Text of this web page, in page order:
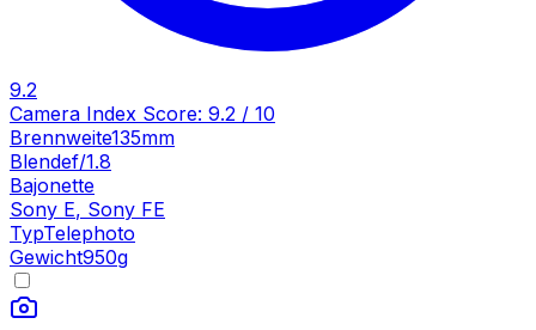
9.2
Camera Index Score: 9.2 / 10
Brennweite135mm
Blendef/1.8
Bajonette
Sony E, Sony FE
TypTelephoto
Gewicht950g